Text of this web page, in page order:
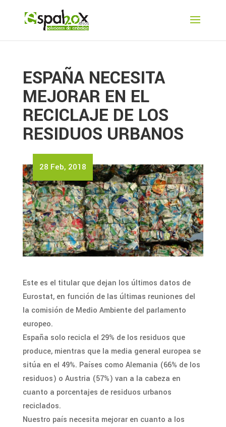
ESPAÑA NECESITA
MEJORAR EN EL
RECICLAJE DE LOS
RESIDUOS URBANOS
28 Feb, 2018
Este es el titular que dejan los últimos datos de
Eurostat, en función de las últimas reuniones del
la comisión de Medio Ambiente del parlamento
europeo.
España solo recicla el 29% de los residuos que
produce, mientras que la media general europea se
sitúa en el 49%. Países como Alemania (66% de los
residuos) o Austria (57%) van a la cabeza en
cuanto a porcentajes de residuos urbanos
reciclados.
Nuestro país necesita mejorar en cuanto a los